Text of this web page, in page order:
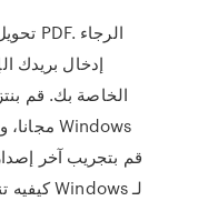
إدخال بريدك